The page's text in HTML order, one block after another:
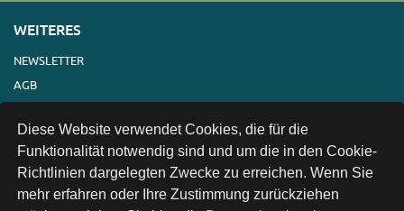
Diese Website verwendet Cookies, die für die
Funktionalität notwendig sind und um die in den Cookie-
Richtlinien dargelegten Zwecke zu erreichen. Wenn Sie
mehr erfahren oder Ihre Zustimmung zurückziehen
WEITERES
NEWSLETTER
AGB
VERSAND
KONTAKT
LINKS